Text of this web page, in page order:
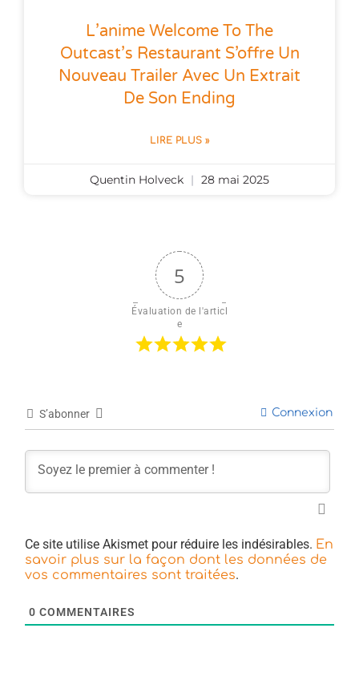
L’anime Welcome To The
Outcast’s Restaurant S’offre Un
Nouveau Trailer Avec Un Extrait
De Son Ending
LIRE PLUS »
Quentin Holveck 28 mai 2025
5
Évaluation de l'articl
e
S’abonner Connexion
Ce site utilise Akismet pour réduire les indésirables. En
savoir plus sur la façon dont les données de
vos commentaires sont traitées.
0 COMMENTAIRES